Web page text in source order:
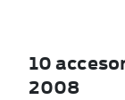
10
2008